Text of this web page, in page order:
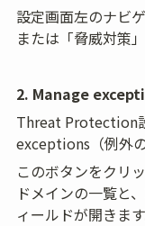
設定画面左のナビ
または「脅威対策
2. Manage
Threat Protection
exceptions（例外
このボタンをクリ
ドメインの一覧と
ィールドが開きます